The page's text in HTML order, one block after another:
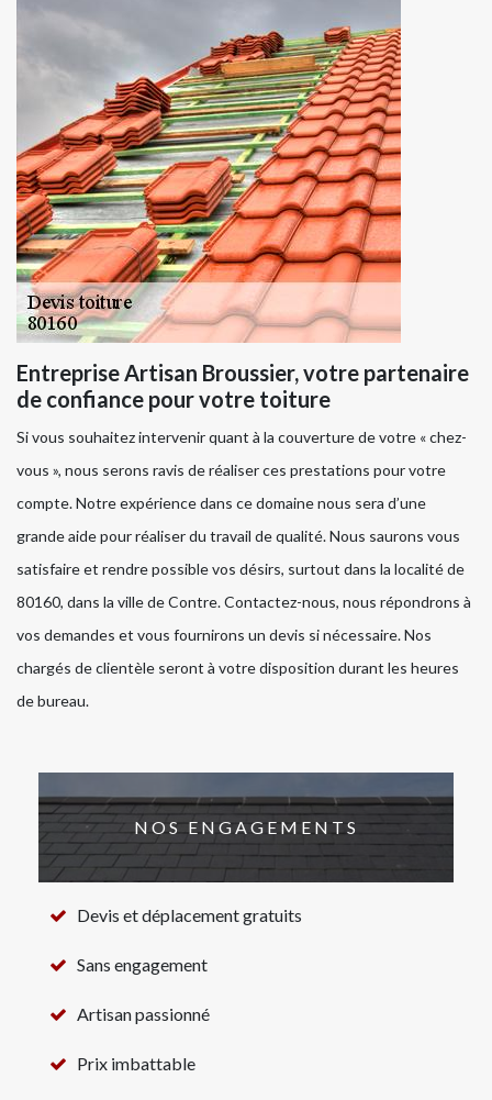
Entreprise Artisan Broussier, votre partenaire
de confiance pour votre toiture
Si vous souhaitez intervenir quant à la couverture de votre « chez-
vous », nous serons ravis de réaliser ces prestations pour votre
compte. Notre expérience dans ce domaine nous sera d’une
grande aide pour réaliser du travail de qualité. Nous saurons vous
satisfaire et rendre possible vos désirs, surtout dans la localité de
80160, dans la ville de Contre. Contactez-nous, nous répondrons à
vos demandes et vous fournirons un devis si nécessaire. Nos
chargés de clientèle seront à votre disposition durant les heures
de bureau.
NOS ENGAGEMENTS
Devis et déplacement gratuits
Sans engagement
Artisan passionné
Prix imbattable